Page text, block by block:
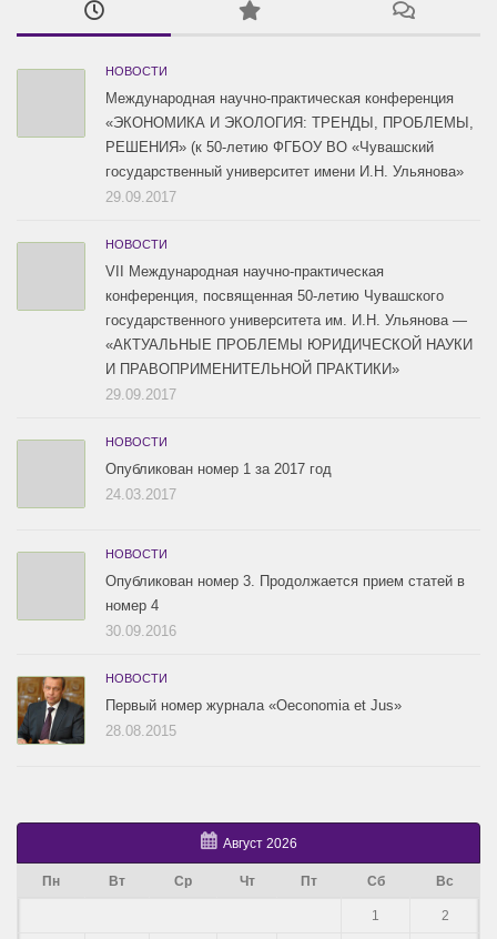
НОВОСТИ
Международная научно-практическая конференция
«ЭКОНОМИКА И ЭКОЛОГИЯ: ТРЕНДЫ, ПРОБЛЕМЫ,
РЕШЕНИЯ» (к 50-летию ФГБОУ ВО «Чувашский
государственный университет имени И.Н. Ульянова»
29.09.2017
НОВОСТИ
VII Международная научно-практическая
конференция, посвященная 50-летию Чувашского
государственного университета им. И.Н. Ульянова —
«АКТУАЛЬНЫЕ ПРОБЛЕМЫ ЮРИДИЧЕСКОЙ НАУКИ
И ПРАВОПРИМЕНИТЕЛЬНОЙ ПРАКТИКИ»
29.09.2017
НОВОСТИ
Опубликован номер 1 за 2017 год
24.03.2017
НОВОСТИ
Опубликован номер 3. Продолжается прием статей в
номер 4
30.09.2016
НОВОСТИ
Первый номер журнала «Oeconomia et Jus»
28.08.2015
Август 2026
Пн Вт Ср Чт Пт Сб Вс
1 2